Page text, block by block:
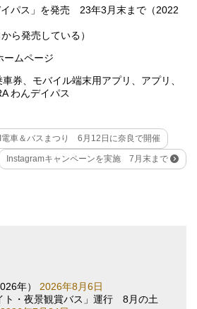
イパス」を発売 23年3月末まで（2022
ら発売している）
ームページ
車券 モバイル端末用アプリ アプリ
わんデイパス
車＆バスまつり 6月12日に奈良で開催
Instagramキャンペーンを実施 7月末まで
年）
2026年8月6日
ト・夜景観賞バス」運行 8月の土